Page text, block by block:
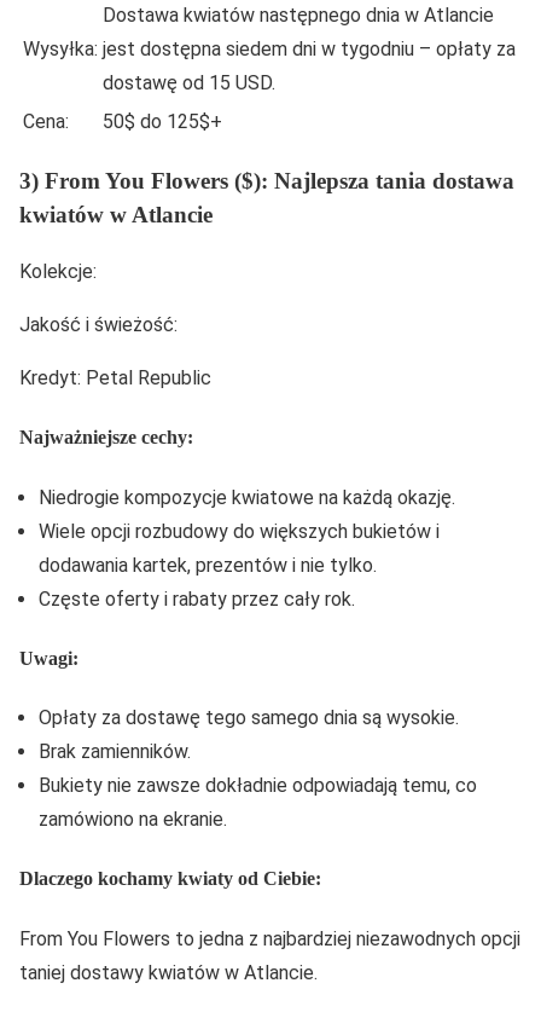
Wysyłka:
Dostawa kwiatów następnego dnia w Atlancie
jest dostępna siedem dni w tygodniu – opłaty za
dostawę od 15 USD.
Cena:
50$ do 125$+
3) From You Flowers ($): Najlepsza tania dostawa
kwiatów w Atlancie
Kolekcje:
Jakość i świeżość:
Kredyt: Petal Republic
Najważniejsze cechy:
Niedrogie kompozycje kwiatowe na każdą okazję.
Wiele opcji rozbudowy do większych bukietów i
dodawania kartek, prezentów i nie tylko.
Częste oferty i rabaty przez cały rok.
Uwagi:
Opłaty za dostawę tego samego dnia są wysokie.
Brak zamienników.
Bukiety nie zawsze dokładnie odpowiadają temu, co
zamówiono na ekranie.
Dlaczego kochamy kwiaty od Ciebie:
From You Flowers to jedna z najbardziej niezawodnych opcji
taniej dostawy kwiatów w Atlancie.